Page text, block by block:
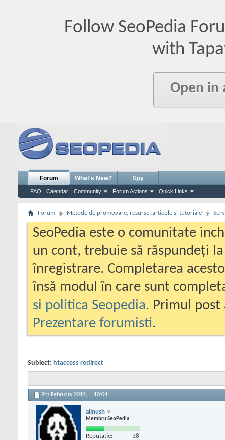
Follow SeoPedia
with
Open in
Forum
FAQ Calendar Community Forum Actions Quick Links
What's New? Spy
Forum Metode de promovare, resurse, articole si tutoriale
SeoPedia este o comunitate
un cont, trebuie să răspundeți
înregistrare. Completarea
însă modul în care sunt
si politica Seopedia. Primul
Prezentare forumisti.
Subiect: htaccess redirect
9th February 2012, 10:04
alinush
Membru SeoPedia
Reputatie: 38